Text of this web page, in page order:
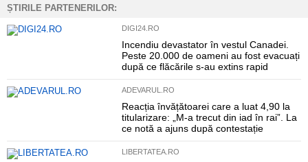
ȘTIRILE PARTENERILOR:
DIGI24.RO
Incendiu devastator în vestul Canadei.
Peste 20.000 de oameni au fost evacuați
după ce flăcările s-au extins rapid
ADEVARUL.RO
Reacția învățătoarei care a luat 4,90 la
titularizare: „M-a trecut din iad în rai”. La
ce notă a ajuns după contestație
LIBERTATEA.RO